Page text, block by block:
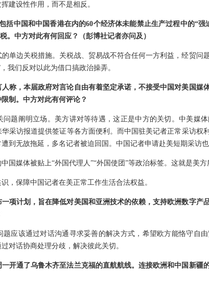
建设性作用，而不是相反。
括中国和中国香港在内的60个经济体未能禁止生产过程中的“
。中方对此有何回应？（彭博社记者亦问及）
单边关税措施。关税战、贸易战不符合任何一方利益，经贸问
我们反对以此为借口搞政治操弄。
称，本届政府对言论自由有着坚定承诺，不接受中国对美国媒
制。中方对此有何评论？
题阐明立场。美方讲对等待遇，这正是中方的关切。中美媒
采访报道提供签证等各方面便利。而中国驻美记者正常采访权
到无故拖延，多名记者被迫回国。中国记者申请赴美短期采访
国媒体被贴上“外国代理人”“外国使团”等政治标签。这就是美
，保障中国记者在美正常工作生活合法权益。
项计划，旨在降低对美国和亚洲技术的依赖，支持欧洲数字产
题应该通过对话沟通寻求妥善的解决方式，希望欧方能恪守自
对话协商处理分歧，解决彼此关切。
开通了乌鲁木齐至法兰克福的直航航线。连接欧洲和中国新疆